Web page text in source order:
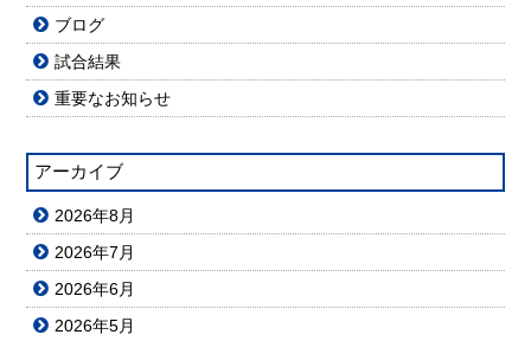
ブログ
試合結果
重要なお知らせ
アーカイブ
2026年8月
2026年7月
2026年6月
2026年5月